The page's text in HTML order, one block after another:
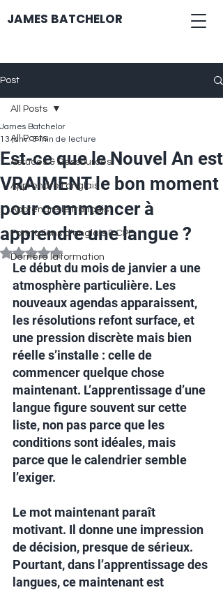
JAMES BATCHELOR
Post
All Posts
Astuces & Ressources
Apprendre l'anglais
Apprendre le français
Formations d'anglais & CPF
Derrière la formation
All Posts
Est-ce que le Nouvel An est
VRAIMENT le bon moment
pour commencer à
apprendre une langue ?
James Batchelor
13 janv. 3 min de lecture
Noté NaN étoiles sur 5.
Le début du mois de janvier a une
atmosphère particulière. Les
nouveaux agendas apparaissent,
les résolutions refont surface, et
une pression discrète mais bien
réelle s’installe : celle de
commencer quelque chose
maintenant. L’apprentissage d’une
langue figure souvent sur cette
liste, non pas parce que les
conditions sont idéales, mais
parce que le calendrier semble
l’exiger.
Le mot maintenant paraît
motivant. Il donne une impression
de décision, presque de sérieux.
Pourtant, dans l’apprentissage des
langues, ce maintenant est